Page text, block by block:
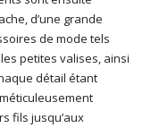
d’une grande
de mode tels
petites valises, ainsi
détail étant
fils jusqu’aux